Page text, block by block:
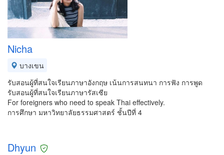
Nicha
บางเขน
รับสอนผู้ที่สนใจเรียนภาษาอังกฤษ เน้นการสนทนา การฟัง การพูด
รับสอนผู้ที่สนใจเรียนภาษารัสเซีย
For foreigners who need to speak Thai effectively.
การศึกษา มหาวิทยาลัยธรรมศาสตร์ ชั้นปีที่ 4
Dhyun